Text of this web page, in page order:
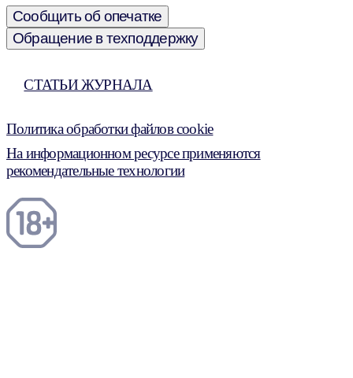
Сообщить об опечатке
Обращение в техподдержку
СТАТЬИ ЖУРНАЛА
Политика обработки файлов cookie
На информационном ресурсе применяются
рекомендательные технологии